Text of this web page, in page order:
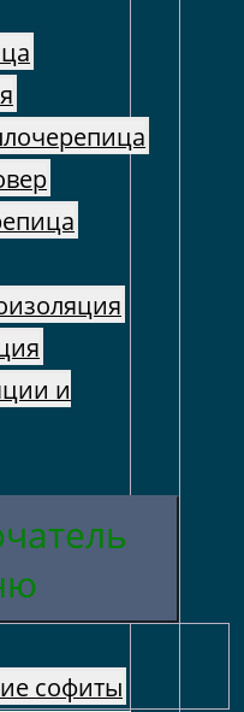
и
софиты